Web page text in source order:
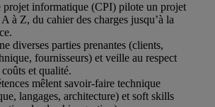
projet informatique (CPI) pilote un projet
à Z, du cahier des charges jusqu’à la
diverses parties prenantes (clients,
fournisseurs) et veille au respect
et qualité.
mêlent savoir-faire technique
langages, architecture) et soft skills